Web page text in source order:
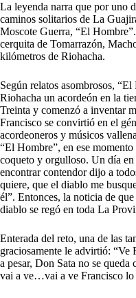
La leyenda narra que por uno
caminos solitarios de La
Moscote Guerra, “El
cerquita de Tomarrazón,
kilómetros de Riohacha.
Según relatos asombrosos,
Riohacha un acordeón en la
Treinta y comenzó a inventar
Francisco se convirtió en el
acordeoneros y músicos
“El Hombre”, en ese
coqueto y orgulloso. Un día
encontrar contendor dijo a
quiere, que el diablo me
él”. Entonces, la noticia de
diablo se regó en toda La
Enterada del reto, una de las
graciosamente le advirtió: “Ve
a pesar, Don Sata no se queda
vai a ve…vai a ve Francisco lo